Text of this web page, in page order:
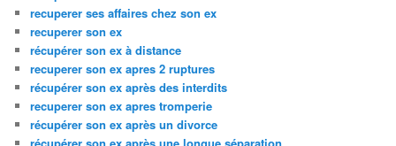
recuperer ses affaires chez son ex
recuperer son ex
récupérer son ex à distance
recuperer son ex apres 2 ruptures
récupérer son ex après des interdits
recuperer son ex apres tromperie
récupérer son ex après un divorce